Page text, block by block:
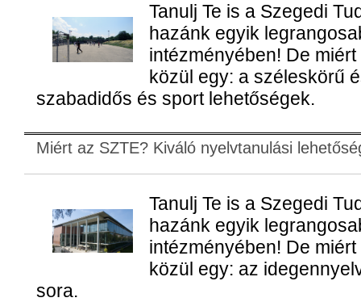
Tanulj Te is a Szegedi
hazánk egyik
intézményében! De
közül egy: a széleskörű
szabadidős és sport lehetőségek.
Miért az SZTE? Kiváló nyelvtanulási
Tanulj Te is a Szegedi
hazánk egyik
intézményében! De
közül egy: az
sora.